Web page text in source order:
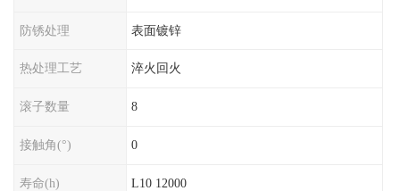
防锈处理 表面镀锌
热处理工艺 淬火回火
滚子数量 8
接触角(°) 0
寿命(h) L10 12000